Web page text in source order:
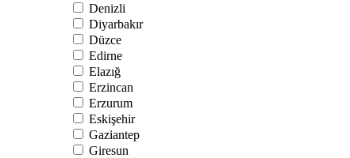
Denizli
Diyarbakır
Düzce
Edirne
Elazığ
Erzincan
Erzurum
Eskişehir
Gaziantep
Giresun